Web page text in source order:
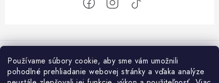
Používame súbory cookie, aby sme vám umožnili
pohodlné prehliadanie webovej stránky a vďaka analýze
á
O nás
Otvaracie hodiny veľkosklad